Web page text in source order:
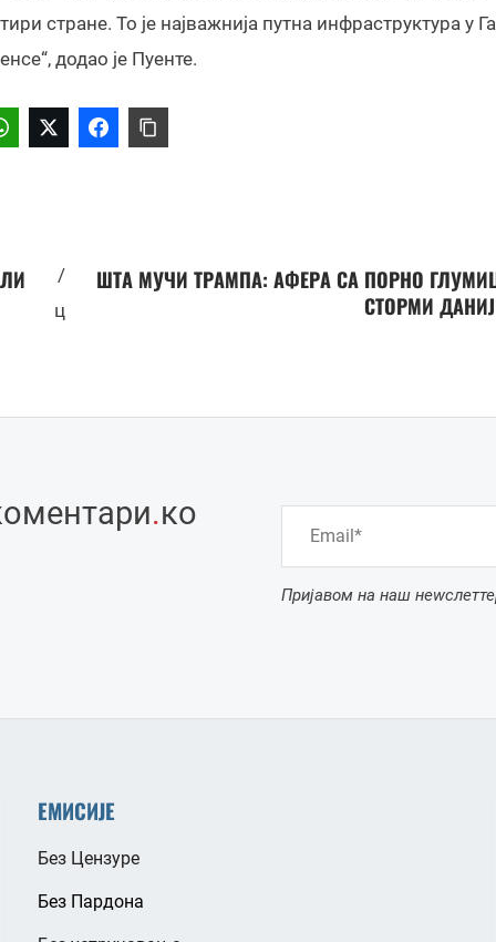
стране. То је најважнија путна инфраструктура у
додао је Пуенте.
/
ц
ШТА МУЧИ ТРАМПА: АФЕРА СА ПОРНО
СТОРМИ
.ко
Пријавом на наш
ЕМИСИЈЕ
Без Цензуре
Без Пардона